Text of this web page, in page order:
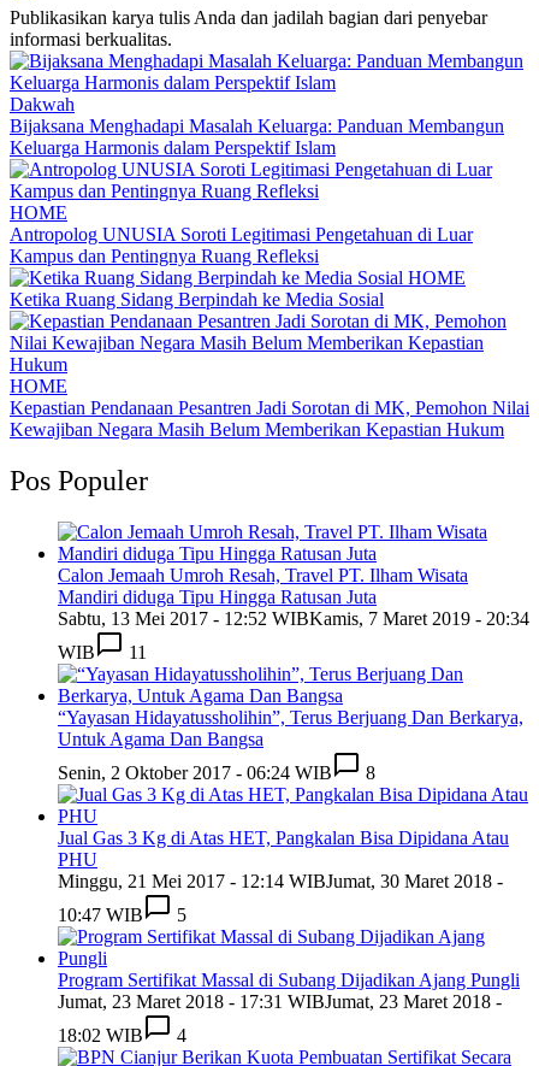
Publikasikan karya tulis Anda dan jadilah bagian dari penyebar
informasi berkualitas.
Dakwah
Bijaksana Menghadapi Masalah Keluarga: Panduan Membangun
Keluarga Harmonis dalam Perspektif Islam
HOME
Antropolog UNUSIA Soroti Legitimasi Pengetahuan di Luar
Kampus dan Pentingnya Ruang Refleksi
HOME
Ketika Ruang Sidang Berpindah ke Media Sosial
HOME
Kepastian Pendanaan Pesantren Jadi Sorotan di MK, Pemohon Nilai
Kewajiban Negara Masih Belum Memberikan Kepastian Hukum
Pos Populer
Calon Jemaah Umroh Resah, Travel PT. Ilham Wisata
Mandiri diduga Tipu Hingga Ratusan Juta
Sabtu, 13 Mei 2017 - 12:52 WIBKamis, 7 Maret 2019 - 20:34
WIB
11
“Yayasan Hidayatussholihin”, Terus Berjuang Dan Berkarya,
Untuk Agama Dan Bangsa
Senin, 2 Oktober 2017 - 06:24 WIB
8
Jual Gas 3 Kg di Atas HET, Pangkalan Bisa Dipidana Atau
PHU
Minggu, 21 Mei 2017 - 12:14 WIBJumat, 30 Maret 2018 -
10:47 WIB
5
Program Sertifikat Massal di Subang Dijadikan Ajang Pungli
Jumat, 23 Maret 2018 - 17:31 WIBJumat, 23 Maret 2018 -
18:02 WIB
4